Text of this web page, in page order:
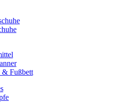
& Fußbett